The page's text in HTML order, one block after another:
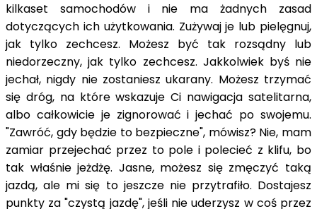
kilkaset samochodów i nie ma żadnych zasad
dotyczących ich użytkowania. Zużywaj je lub pielęgnuj,
jak tylko zechcesz. Możesz być tak rozsądny lub
niedorzeczny, jak tylko zechcesz. Jakkolwiek byś nie
jechał, nigdy nie zostaniesz ukarany. Możesz trzymać
się dróg, na które wskazuje Ci nawigacja satelitarna,
albo całkowicie je zignorować i jechać po swojemu.
"Zawróć, gdy będzie to bezpieczne", mówisz? Nie, mam
zamiar przejechać przez to pole i polecieć z klifu, bo
tak właśnie jeżdżę. Jasne, możesz się zmęczyć taką
jazdą, ale mi się to jeszcze nie przytrafiło. Dostajesz
punkty za "czystą jazdę", jeśli nie uderzysz w coś przez